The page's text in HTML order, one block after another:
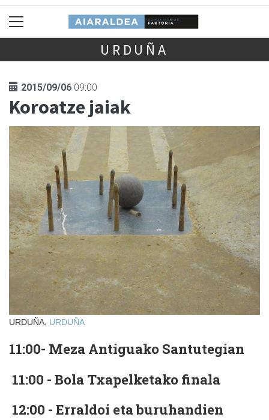
URDUÑA
2015/09/06 09:00
Koroatze jaiak
URDUÑA, URDUÑA
11:00- Meza Antiguako Santutegian
11:00 - Bola Txapelketako finala
12:00 - Erraldoi eta buruhandien